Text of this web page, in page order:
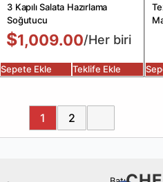
3 Kapılı Salata Hazırlama
Soğutucu
$1,009.00/Her biri
Sepete Ekle Teklife Ekle
1 2